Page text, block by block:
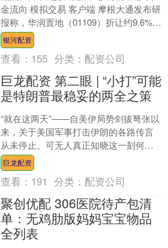
金流向 模拟交易 客户端 摩根大通发布研
报称，华润置地（01109）折让约9.6%配
售约2.2%华润万象生活（01209....
银河配资
查看： 155 分类： 配资公司
巨龙配资 第二眼 | “小打”可能
是特朗普最稳妥的两全之策
“就在这两天”——自美伊局势剑拔弩张以
来，关于美国军事打击伊朗的各路传言
从未停止。可无人真正知晓这一刻何时
到来。是否对伊朗动武，尽管白宫与五
角大楼高层意见不一，....
巨龙配资
查看： 191 分类： 配资公司
聚创优配 306医院待产包清
单：无鸡肋版妈妈宝宝物品
全列表